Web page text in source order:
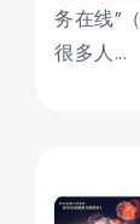
务在线”
很多人...